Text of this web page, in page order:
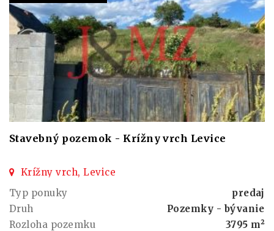
Stavebný pozemok - Krížny vrch Levice
Krížny vrch, Levice
Typ ponuky
predaj
Druh
Pozemky - bývanie
Rozloha pozemku
3795 m²